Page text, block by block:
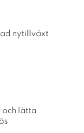
nytillväxt
lätta